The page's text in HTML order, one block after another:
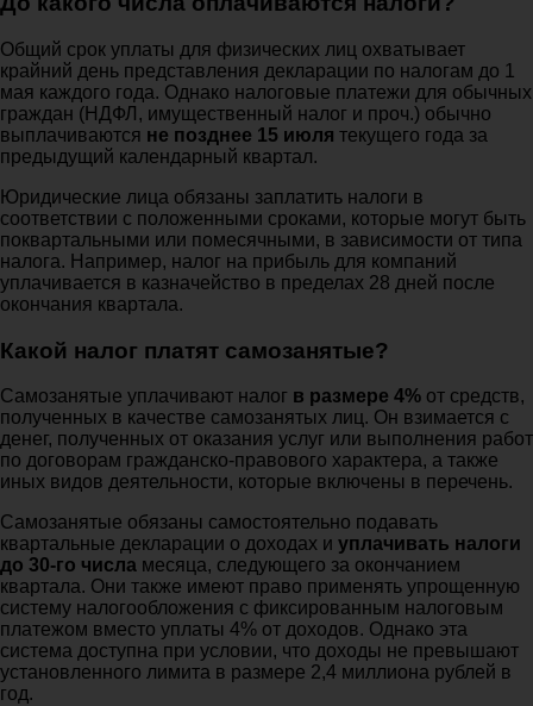
Общий срок уплаты для физических лиц охватывает
крайний день представления декларации по налогам до 1
мая каждого года. Однако налоговые платежи для обычных
граждан (НДФЛ, имущественный налог и проч.) обычно
выплачиваются не позднее 15 июля текущего года за
предыдущий календарный квартал.
Юридические лица обязаны заплатить налоги в
соответствии с положенными сроками, которые могут быть
поквартальными или помесячными, в зависимости от типа
налога. Например, налог на прибыль для компаний
уплачивается в казначейство в пределах 28 дней после
окончания квартала.
Какой налог платят самозанятые?
Самозанятые уплачивают налог в размере 4% от средств,
полученных в качестве самозанятых лиц. Он взимается с
денег, полученных от оказания услуг или выполнения работ
по договорам гражданско-правового характера, а также
иных видов деятельности, которые включены в перечень.
Самозанятые обязаны самостоятельно подавать
квартальные декларации о доходах и уплачивать налоги
до 30-го числа месяца, следующего за окончанием
квартала. Они также имеют право применять упрощенную
систему налогообложения с фиксированным налоговым
платежом вместо уплаты 4% от доходов. Однако эта
система доступна при условии, что доходы не превышают
установленного лимита в размере 2,4 миллиона рублей в
год.